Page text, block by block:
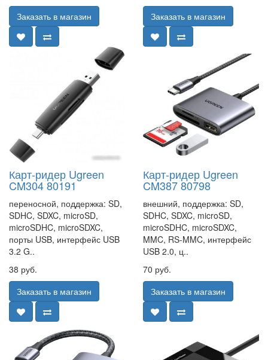
Заказать в магазин
Заказать в магазин
Карт-ридер Ugreen
CM304 80191
переносной, поддержка: SD,
SDHC, SDXC, microSD,
microSDHC, microSDXC,
порты USB, интерфейс USB
3.2 G..
38 руб.
Заказать в магазин
Карт-ридер Ugreen
CM387 80798
внешний, поддержка: SD,
SDHC, SDXC, microSD,
microSDHC, microSDXC,
MMC, RS-MMC, интерфейс
USB 2.0, ц..
70 руб.
Заказать в магазин